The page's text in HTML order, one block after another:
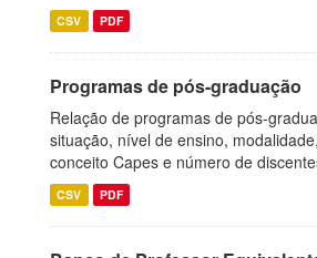
CSV PDF
Programas de pós-graduação
Relação de programas de pós-
situação, nível de ensino,
conceito Capes e número de
CSV PDF